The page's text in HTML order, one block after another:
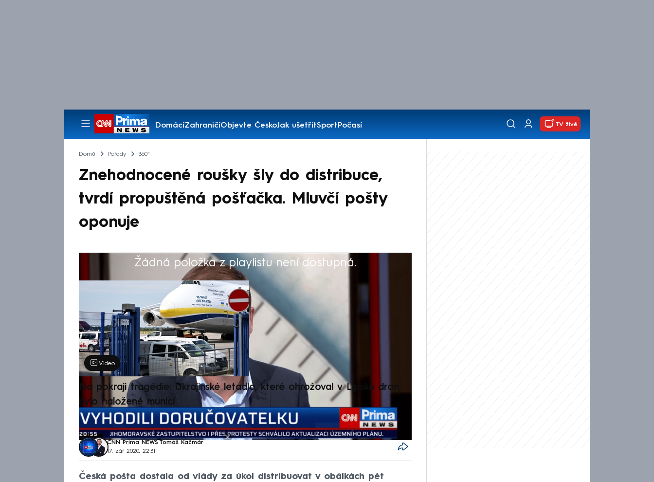
DomácíZahraničíObjevte ČeskoJak ušetřitSportPočasí
Pořady
TV živě
Domů Pořady 360°
Znehodnocené roušky šly do distribuce,
tvrdí propuštěná pošťačka. Mluvčí pošty
oponuje
Žádná položka z playlistu není dostupná.
Výběr redakce
Video
Na pokraji tragédie: Ukrajinské letadlo, které ohrožoval v Lipsku dron,
bylo naložené municí
CNN Prima NEWS, Tomáš Kačmár
17. zář 2020, 22:31
Česká pošta dostala od vlády za úkol distribuovat v obálkách pět